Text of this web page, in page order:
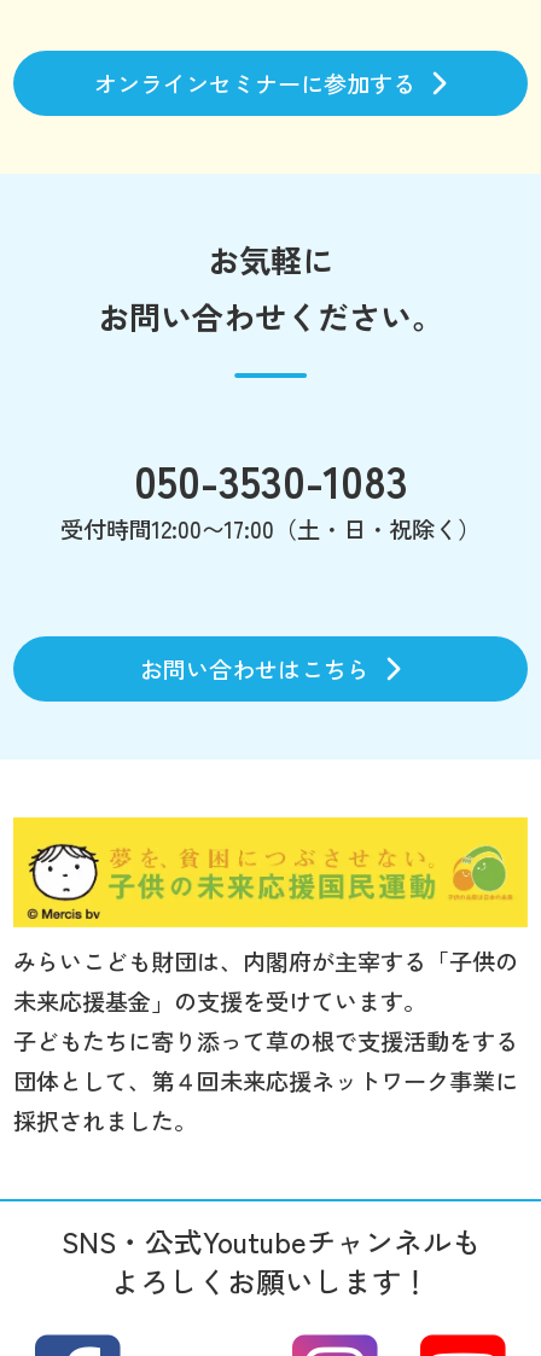
オンラインセミナーに参加する
お気軽に
お問い合わせください。
050-3530-1083
受付時間12:00〜17:00（土・日・祝除く）
お問い合わせはこちら
みらいこども財団は、内閣府が主宰する「子供の
未来応援基金」の支援を受けています。
子どもたちに寄り添って草の根で支援活動をする
団体として、第４回未来応援ネットワーク事業に
採択されました。
SNS・公式Youtubeチャンネルも
よろしくお願いします！